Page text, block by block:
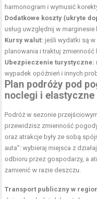
harmonogram i wymusić
Dodatkowe koszty (ukryte
usług uwzględnij w marginesie
Kursy walut: jeśli wydatki są
planowania i traktuj
Ubezpieczenie turystyczne:
wypadek opóźnień i innych
Plan podróży pod
noclegi i
Podróż w sezonie
przewidzisz zmienność
oraz atrakcje były ze sobą
auta”: wybieraj miejsca z
odbioru przez gospodarzy, a
zamienić w razie deszczu.
Transport publiczny w